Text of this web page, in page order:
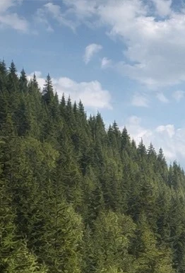
“Путеводителя заказчика дома”
людям решать вопросы со
не наделать ошибок в стройке:
обновления путеводителя:
вчате телеграм-канала >>
проект дома, возможно смогу